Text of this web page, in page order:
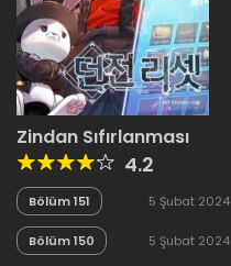
Zindan Sıfırlanması
4.2
Bölüm 151 5 Şubat 2024
Bölüm 150 5 Şubat 2024